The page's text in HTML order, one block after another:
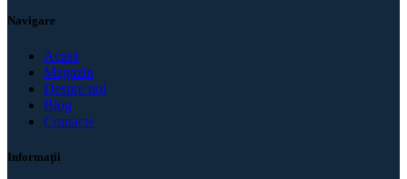
Navigare
Acasă
Magazin
Despre noi
Blog
Contacte
Informaţii